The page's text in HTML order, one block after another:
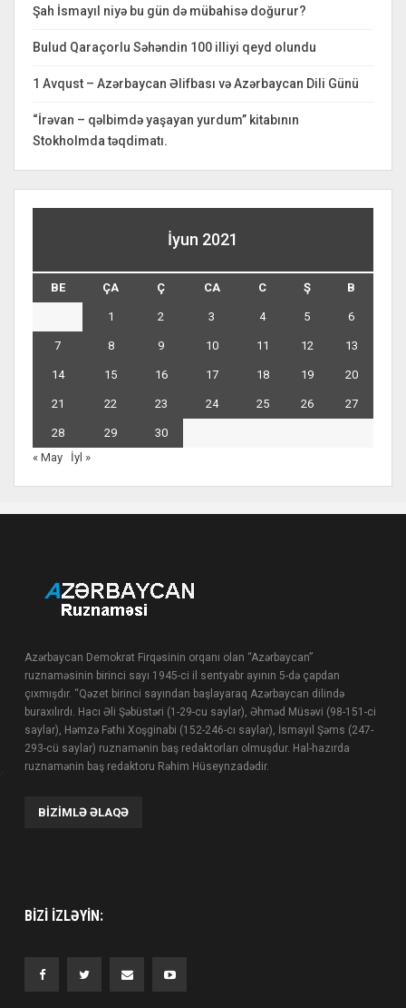
Şah İsmayıl niyə bu gün də mübahisə doğurur?
Bulud Qaraçorlu Səhəndin 100 illiyi qeyd olundu
1 Avqust – Azərbaycan Əlifbası və Azərbaycan Dili Günü
“İrəvan – qəlbimdə yaşayan yurdum” kitabının
Stokholmda təqdimatı.
İyun 2021
BE ÇA Ç CA C Ş B
1 2 3 4 5 6
7 8 9 10 11 12 13
14 15 16 17 18 19 20
21 22 23 24 25 26 27
28 29
30
« May
İyl »
Azərbaycan Demokrat Firqəsinin orqanı olan “Azərbaycan”
ruznaməsinin birinci sayı 1945-ci il sentyabr ayının 5-də çapdan
çıxmışdır. “Qəzet birinci sayından başlayaraq Azərbaycan dilində
buraxılırdı. Hacı Əli Şəbüstəri (1-29-cu saylar), Əhməd Müsəvi (98-151-ci
saylar), Həmzə Fəthi Xoşginabi (152-246-cı saylar), İsmayıl Şəms (247-
293-cü saylar) ruznamənin baş redaktorları olmuşdur. Hal-hazırda
ruznamənin baş redaktoru Rəhim Hüseynzadədir.
BIZIMLƏ ƏLAQƏ
BIZI IZLƏYIN: